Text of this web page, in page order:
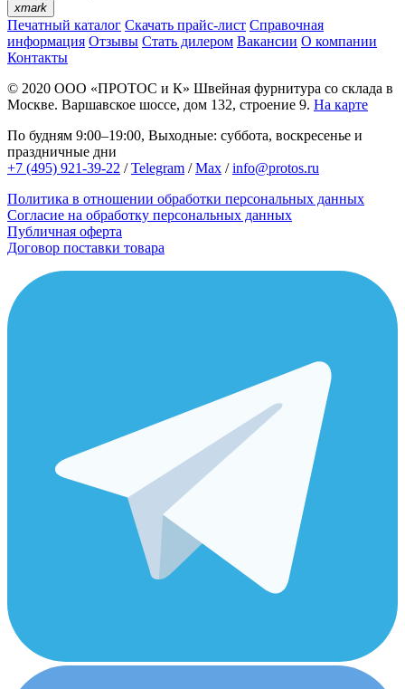
xmark
Печатный каталог Скачать прайс-лист Справочная
информация Отзывы Стать дилером Вакансии О компании
Контакты
© 2020 ООО «ПРОТОС и К» Швейная фурнитура со склада в
Москве. Варшавское шоссе, дом 132, строение 9. На карте
По будням 9:00–19:00, Выходные: суббота, воскресенье и
праздничные дни
+7 (495) 921-39-22 /Telegram /Max /info@protos.ru
Политика в отношении обработки персональных данных
Согласие на обработку персональных данных
Публичная оферта
Договор поставки товара